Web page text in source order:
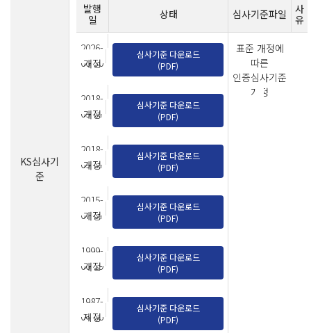
KS심사기
준
발행
일
상태 심사기준파일
사
유
2026-
06-30
개정
심사기준 다운로드
(PDF)
표준 개정에
따른
인증심사기준
개정
2018-
09-07
개정
심사기준 다운로드
(PDF)
2018-
09-07
개정
심사기준 다운로드
(PDF)
2015-
07-07
개정
심사기준 다운로드
(PDF)
1999-
06-19
개정
심사기준 다운로드
(PDF)
1987-
04-06
제정
심사기준 다운로드
(PDF)